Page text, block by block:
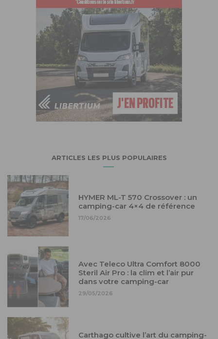
ARTICLES LES PLUS POPULAIRES
HYMER ML-T 570 Crossover : un
camping-car 4×4 de référence
17/06/2026
Avec Teleco Ultra Comfort 8000
Steril Air Pro : la clim et l’air pur
dans votre camping-car
29/05/2026
Carthago cultive l’art du camping-